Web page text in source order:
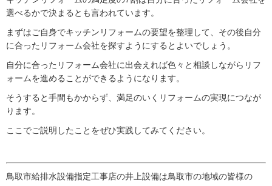
選べるかで決まるとも言われています。
まずはご自身でキッチンリフォームの要望を整理して、その後自分
に合ったリフォーム会社を探すようにするとよいでしょう。
自分に合ったリフォーム会社に出会えれば色々と相談しながらリフ
ォームを進めることができるようになります。
そうすると手間もかからず、満足のいくリフォームの実現につなが
ります。
ここでご説明したことをぜひ実践してみてください。
鳥取市給排水設備指定工事店の井上設備は鳥取市の地域の皆様の